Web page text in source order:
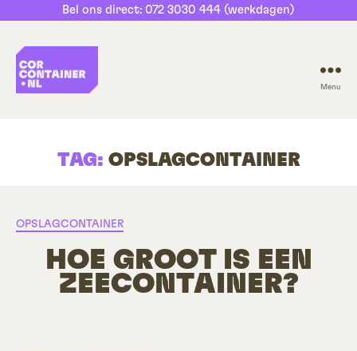
Bel ons direct: 072 3030 444 (werkdagen)
Menu
TAG: OPSLAGCONTAINER
OPSLAGCONTAINER
HOE GROOT IS EEN
ZEECONTAINER?